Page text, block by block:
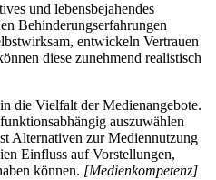
und lebensbejahendes
Behinderungserfahrungen
entwickeln Vertrauen
diese zunehmend realistisch
die Vielfalt der Medienangebote.
auszuwählen
Alternativen zur Mediennutzung
Einfluss auf Vorstellungen,
können. [Medienkompetenz]